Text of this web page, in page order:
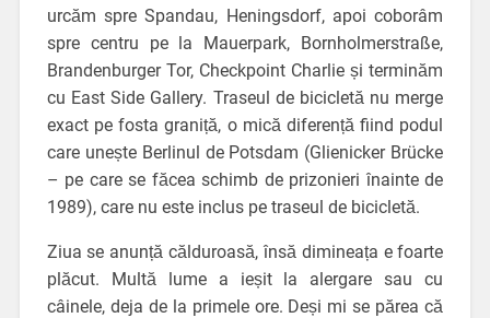
urcăm spre Spandau, Heningsdorf, apoi coborâm
spre centru pe la Mauerpark, Bornholmerstraße,
Brandenburger Tor, Checkpoint Charlie și terminăm
cu East Side Gallery. Traseul de bicicletă nu merge
exact pe fosta graniță, o mică diferență fiind podul
care unește Berlinul de Potsdam (Glienicker Brücke
– pe care se făcea schimb de prizonieri înainte de
1989), care nu este inclus pe traseul de bicicletă.
Ziua se anunță călduroasă, însă dimineața e foarte
plăcut. Multă lume a ieșit la alergare sau cu
câinele, deja de la primele ore. Deși mi se părea că